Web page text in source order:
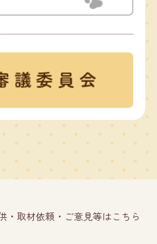
・取材依頼・ご意見等はこちら